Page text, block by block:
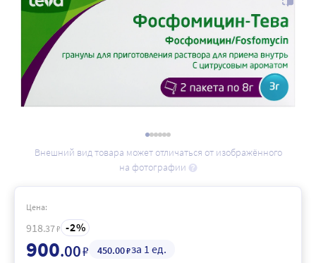
Внешний вид товара может отличаться от изображённого
на фотографии
Цена:
918.37₽ 2
900.00₽ 450.00₽за 1 ед.